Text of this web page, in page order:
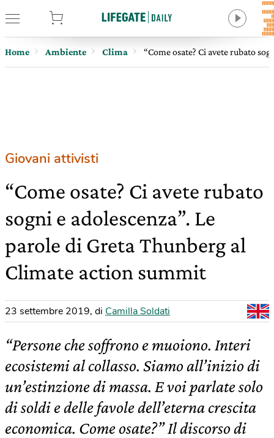
Home Ambiente Clima “Come osate? Ci avete rubato
Giovani attivisti
“Come osate? Ci avete rubato
sogni e adolescenza”. Le
parole di Greta Thunberg al
Climate action summit
23 settembre 2019, di Camilla Soldati
“Persone che soffrono e muoiono. Interi
ecosistemi al collasso. Siamo all’inizio di
un’estinzione di massa. E voi parlate solo
di soldi e delle favole dell’eterna crescita
economica. Come osate?” Il discorso di